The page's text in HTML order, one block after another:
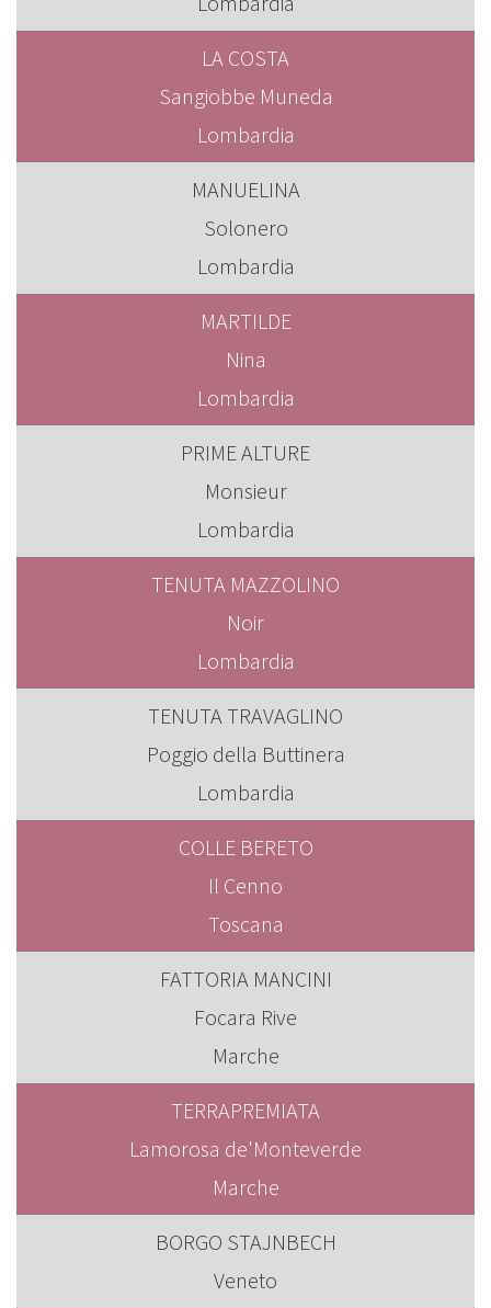
LA COSTA
Sangiobbe Muneda
Lombardia
MANUELINA
Solonero
Lombardia
MARTILDE
Nina
Lombardia
PRIME ALTURE
Monsieur
Lombardia
TENUTA MAZZOLINO
Noir
Lombardia
TENUTA TRAVAGLINO
Poggio della Buttinera
Lombardia
COLLE BERETO
Il Cenno
Toscana
FATTORIA MANCINI
Focara Rive
Marche
TERRAPREMIATA
Lamorosa de'Monteverde
Marche
BORGO STAJNBECH
Veneto